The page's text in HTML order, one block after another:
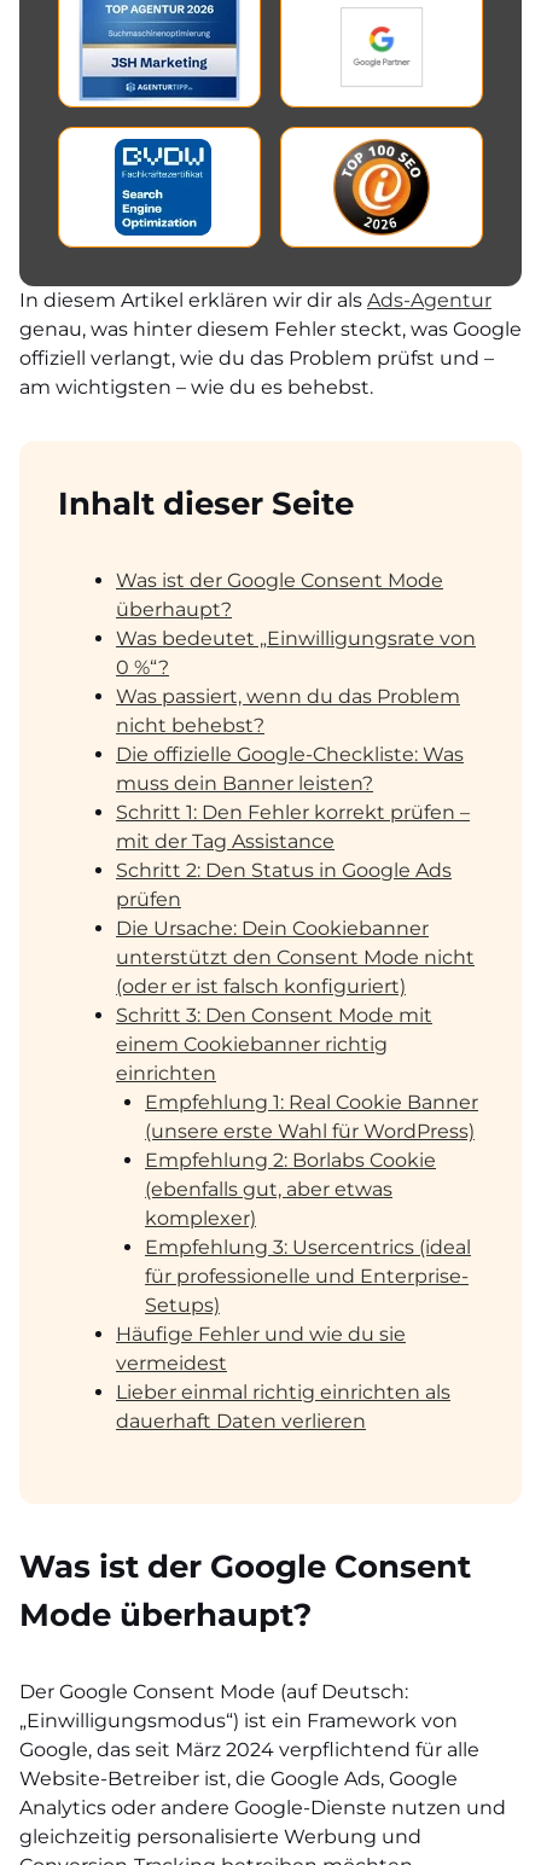
In diesem Artikel erklären wir dir als Ads-Agentur
genau, was hinter diesem Fehler steckt, was Google
offiziell verlangt, wie du das Problem prüfst und –
am wichtigsten – wie du es behebst.
Inhalt dieser Seite
Was ist der Google Consent Mode
überhaupt?
Was bedeutet „Einwilligungsrate von
0 %“?
Was passiert, wenn du das Problem
nicht behebst?
Die offizielle Google-Checkliste: Was
muss dein Banner leisten?
Schritt 1: Den Fehler korrekt prüfen –
mit der Tag Assistance
Schritt 2: Den Status in Google Ads
prüfen
Die Ursache: Dein Cookiebanner
unterstützt den Consent Mode nicht
(oder er ist falsch konfiguriert)
Schritt 3: Den Consent Mode mit
einem Cookiebanner richtig
einrichten
Empfehlung 1: Real Cookie Banner
(unsere erste Wahl für WordPress)
Empfehlung 2: Borlabs Cookie
(ebenfalls gut, aber etwas
komplexer)
Empfehlung 3: Usercentrics (ideal
für professionelle und Enterprise-
Setups)
Häufige Fehler und wie du sie
vermeidest
Lieber einmal richtig einrichten als
dauerhaft Daten verlieren
Was ist der Google Consent
Mode überhaupt?
Der Google Consent Mode (auf Deutsch:
„Einwilligungsmodus“) ist ein Framework von
Google, das seit März 2024 verpflichtend für alle
Website-Betreiber ist, die Google Ads, Google
Analytics oder andere Google-Dienste nutzen und
gleichzeitig personalisierte Werbung und